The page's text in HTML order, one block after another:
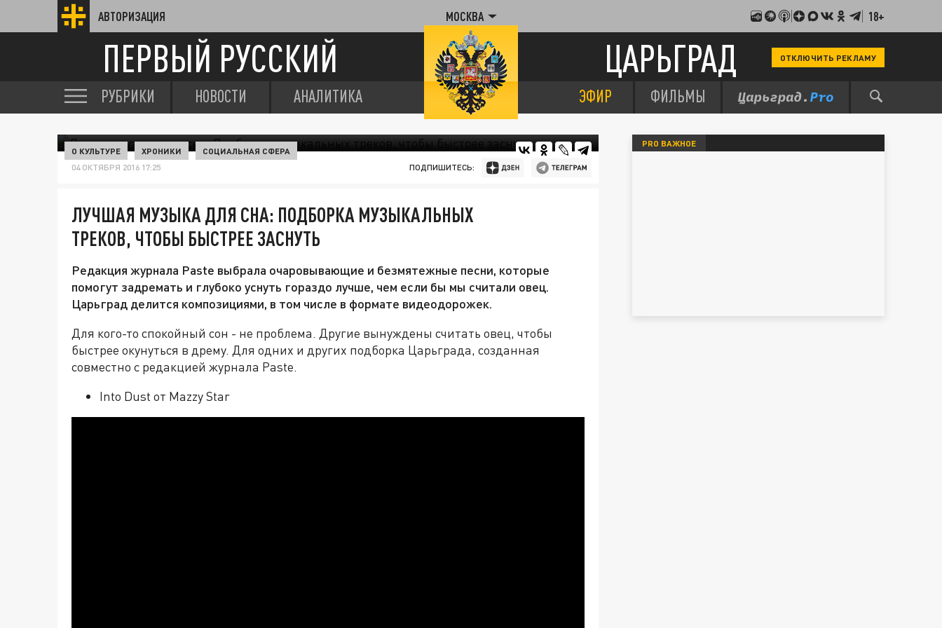
АВТОРИЗАЦИЯ МОСКВА 18+
ПЕРВЫЙ РУССКИЙ ЦАРЬГРАД ОТКЛЮЧИТЬ РЕКЛАМУ
РУБРИКИ НОВОСТИ АНАЛИТИКА ЭФИР ФИЛЬМЫ
О КУЛЬТУРЕ ХРОНИКИ СОЦИАЛЬНАЯ СФЕРА
04 ОКТЯБРЯ 2016 17:25 ПОДПИШИТЕСЬ:
ЛУЧШАЯ МУЗЫКА ДЛЯ СНА: ПОДБОРКА МУЗЫКАЛЬНЫХ
ТРЕКОВ, ЧТОБЫ БЫСТРЕЕ ЗАСНУТЬ
Редакция журнала Paste выбрала очаровывающие и безмятежные песни, которые
помогут задремать и глубоко уснуть гораздо лучше, чем если бы мы считали овец.
Царьград делится композициями, в том числе в формате видеодорожек.
Для кого-то спокойный сон - не проблема. Другие вынуждены считать овец, чтобы
быстрее окунуться в дрему. Для одних и других подборка Царьграда, созданная
совместно с редакцией журнала Paste.
Into Dust от Mazzy Star
PRO ВАЖНОЕ